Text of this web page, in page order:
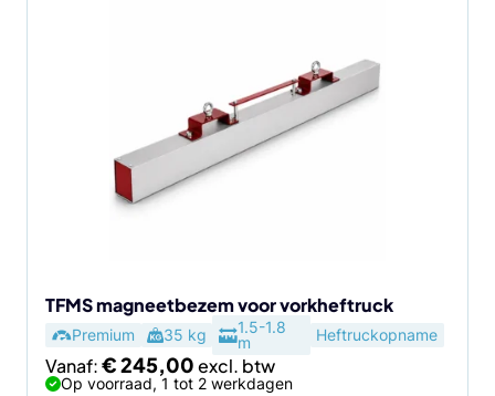
TFMS magneetbezem voor vorkheftruck
Premium 35 kg
1.5-1.8
m
Heftruckopname
Vanaf:€245,00
Op voorraad, 1 tot 2 werkdagen
de
productpagina